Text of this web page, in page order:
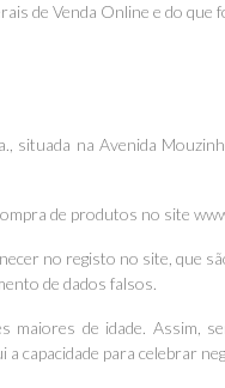
de Venda Online e do que
situada na Avenida
de produtos no site
no registo no site, que
de dados falsos.
de idade. Assim,
capacidade para celebrar